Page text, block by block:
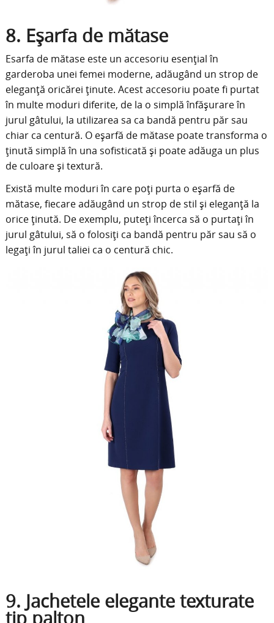
8. Eșarfa de mătase
Esarfa de mătase este un accesoriu esențial în
garderoba unei femei moderne, adăugând un strop de
eleganță oricărei ținute. Acest accesoriu poate fi purtat
în multe moduri diferite, de la o simplă înfășurare în
jurul gâtului, la utilizarea sa ca bandă pentru păr sau
chiar ca centură. O eșarfă de mătase poate transforma o
ținută simplă în una sofisticată și poate adăuga un plus
de culoare și textură.
Există multe moduri în care poți purta o eșarfă de
mătase, fiecare adăugând un strop de stil și eleganță la
orice ținută. De exemplu, puteți încerca să o purtați în
jurul gâtului, să o folosiți ca bandă pentru păr sau să o
legați în jurul taliei ca o centură chic.
9. Jachetele elegante texturate
tip palton